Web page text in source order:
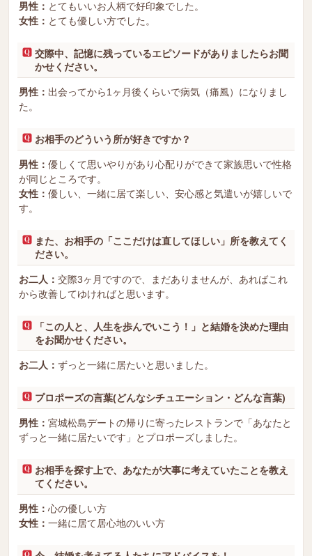
男性： とてもいいお人柄で好印象でした。
女性： とても優しい方でした。
交際中、記憶に残っているエピソードがありましたらお聞
かせください。
男性： 出会ってから1ヶ月後くらいで病気（痛風）になりまし
た。
お相手のどういう所が好きですか？
男性： 優しくて思いやりがあり心配りができて家族思いで性格
が同じところです。
女性： 優しい、一緒に居て楽しい、安心感と気遣いが嬉しいで
す。
また、お相手の「ここだけは直してほしい」所を教えてく
ださい。
お二人： 交際3ヶ月ですので、まだありませんが、あればこれ
から改善してゆければと思います。
「この人と、人生を歩んでいこう！」と結婚を決めた理由
をお聞かせください。
お二人： ずっと一緒に居たいと思いました。
プロポーズの言葉(どんなシチュエーション・どんな言葉)
男性： 宮城松島デートの帰りに寄ったレストランで「あなたと
ずっと一緒に居たいです」とプロポーズしました。
お相手を探す上で、あなたが大事に考えていたことを教え
てください。
男性： 心の優しい方
女性： 一緒に居て居心地のいい方